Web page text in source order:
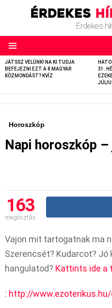
Érdekes
LATEST
STORIES
JÁTSSZ VELÜNK! NA KI TUDJA
BEFEJEZNI EZT A 8 MAGYAR
KÖZMONDÁST? KVÍZ
31.
Horoszkóp
Napi horoszkóp
163
megosztás
Vajon mit tartogatnak ma
Szerencsét? Kudarcot? Jó
hangulatod? Kattints ide a
: http://